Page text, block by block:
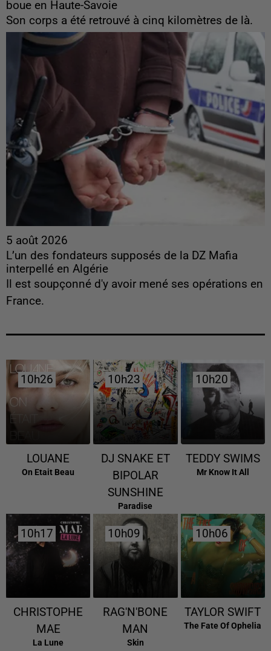
boue en Haute-Savoie
Son corps a été retrouvé à cinq kilomètres de là.
5 août 2026
L’un des fondateurs supposés de la DZ Mafia
interpellé en Algérie
Il est soupçonné d'y avoir mené ses opérations en
France.
10h26
10h26
LOUANE
On Etait Beau
10h23
10h23
DJ SNAKE ET
BIPOLAR
SUNSHINE
Paradise
10h20
10h20
TEDDY SWIMS
Mr Know It All
10h17
10h17
CHRISTOPHE
MAE
La Lune
10h09
10h09
RAG'N'BONE
MAN
Skin
10h06
10h06
TAYLOR SWIFT
The Fate Of Ophelia